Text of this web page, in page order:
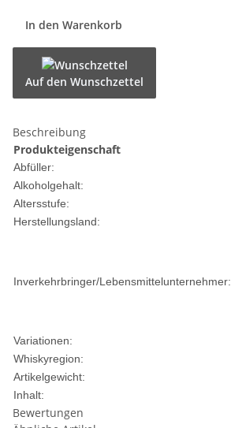
In den Warenkorb
Auf den Wunschzettel
Beschreibung
Produkteigenschaft
Abfüller:
Alkoholgehalt:
Altersstufe:
Herstellungsland:
Inverkehrbringer/Lebensmittelunternehmer:
Variationen:
Whiskyregion:
Artikelgewicht:
Inhalt:
Bewertungen